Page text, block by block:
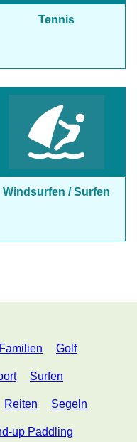
Tennis
Windsurfen / Surfen
Familien Golf
Surfen
Reiten Segeln
up Paddling